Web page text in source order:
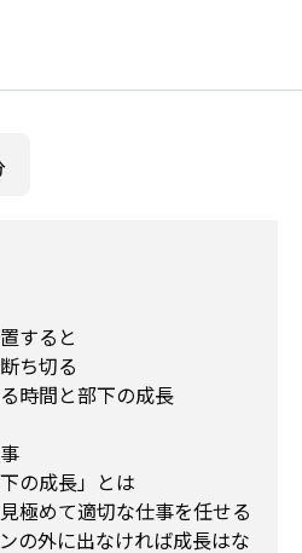
すると
ち切る
時間と部下の成長
の成長」とは
極めて適切な仕事を任せる
の外に出なければ成長はな